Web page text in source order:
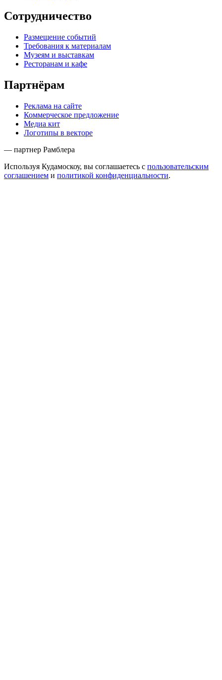
Сотрудничество
Размещение событий
Требования к материалам
Музеям и выставкам
Ресторанам и кафе
Партнёрам
Реклама на сайте
Коммерческое предложение
Медиа кит
Логотипы в векторе
— партнер Рамблера
Используя Кудамоскоу, вы соглашаетесь с пользовательским
соглашением и политикой конфиденциальности.